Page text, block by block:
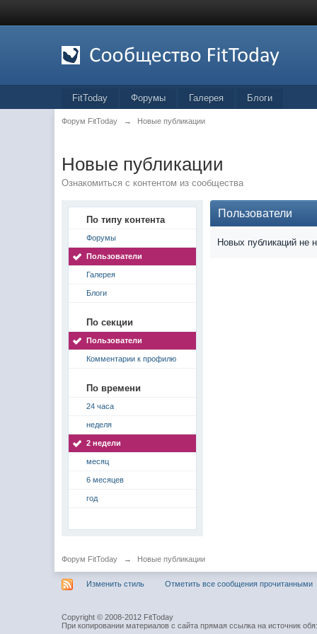
FitToday Форумы Галерея Блоги
Форум FitToday → Новые публикации
Новые публикации
Ознакомиться с контентом из сообщества
По типу контента
Форумы
Пользователи
Галерея
Блоги
По секции
Пользователи
Комментарии к профилю
По времени
24 часа
неделя
2 недели
месяц
6 месяцев
год
Пользователи
Новых публикаций не
Форум FitToday → Новые публикации
Изменить стиль Отметить все сообщения прочитанными
Copyright © 2008-2012 FitToday
При копировании материалов с сайта прямая ссылка на источник